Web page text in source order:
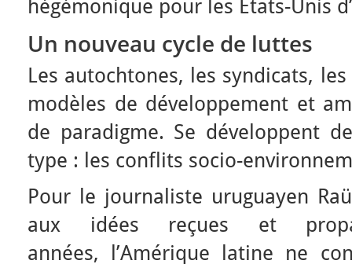
hégémonique pour les Etats-Unis
Un nouveau cycle de luttes
Les autochtones, les syndicats,
modèles de développement et
de paradigme. Se développent
type : les conflits socio-
Pour le journaliste uruguayen
aux idées reçues et
années, l’Amérique latine ne